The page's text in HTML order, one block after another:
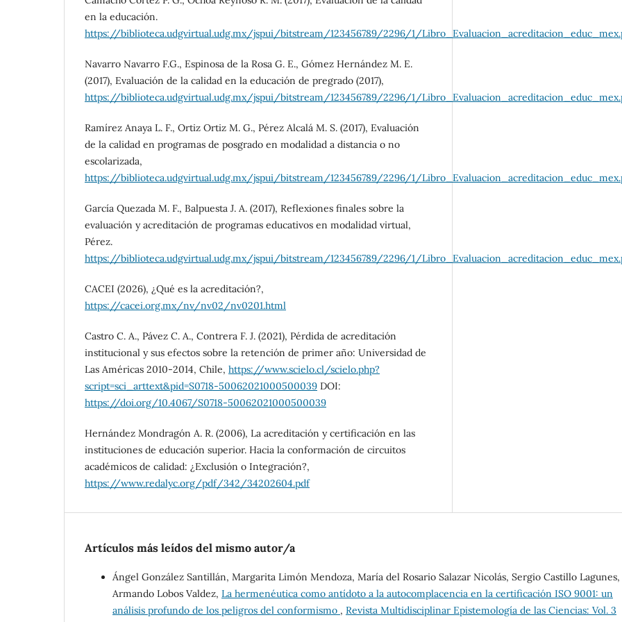
en la educación.
https://biblioteca.udgvirtual.udg.mx/jspui/bitstream/123456789/2296/1/
Navarro Navarro F.G., Espinosa de la Rosa G. E., Gómez Hernández M. E.
(2017), Evaluación de la calidad en la educación de pregrado (2017),
https://biblioteca.udgvirtual.udg.mx/jspui/bitstream/123456789/2296/1/
Ramírez Anaya L. F., Ortiz Ortiz M. G., Pérez Alcalá M. S. (2017), Evaluación
de la calidad en programas de posgrado en modalidad a distancia o no
escolarizada,
https://biblioteca.udgvirtual.udg.mx/jspui/bitstream/123456789/2296/1/
García Quezada M. F., Balpuesta J. A. (2017), Reflexiones finales sobre la
evaluación y acreditación de programas educativos en modalidad virtual,
Pérez.
https://biblioteca.udgvirtual.udg.mx/jspui/bitstream/123456789/2296/1/
CACEI (2026), ¿Qué es la acreditación?,
https://cacei.org.mx/nv/nv02/nv0201.html
Castro C. A., Pávez C. A., Contrera F. J. (2021), Pérdida de acreditación
institucional y sus efectos sobre la retención de primer año: Universidad de
Las Américas 2010-2014, Chile, https://www.scielo.cl/scielo.php?
script=sci_arttext&pid=S0718-50062021000500039 DOI:
https://doi.org/10.4067/S0718-50062021000500039
Hernández Mondragón A. R. (2006), La acreditación y certificación en las
instituciones de educación superior. Hacia la conformación de circuitos
académicos de calidad: ¿Exclusión o Integración?,
https://www.redalyc.org/pdf/342/34202604.pdf
Artículos más leídos del mismo autor/a
Ángel González Santillán, Margarita Limón Mendoza, María del Rosario Salazar Nicolás, Sergio Castillo Lagunes,
Armando Lobos Valdez, La hermenéutica como antídoto a la autocomplacencia en la certificación ISO 9001: un
análisis profundo de los peligros del conformismo , Revista Multidisciplinar Epistemología de las Ciencias: Vol. 3